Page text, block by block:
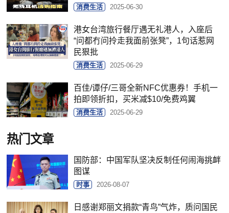
消费生活 2025-06-30
港女台湾旅行餐厅遇无礼港人，入座后
“问都冇问拎走我面前张凳”，1句话惹网
民狠批
消费生活 2025-06-29
百佳/谭仔/三哥全新NFC优惠券！手机一
拍即领折扣，买米减$10/免费鸡翼
消费生活 2025-06-29
热门文章
国防部：中国军队坚决反制任何闹海挑衅
图谋
时事 2026-08-07
日感谢郑丽文捐款“青鸟”气炸，质问国民